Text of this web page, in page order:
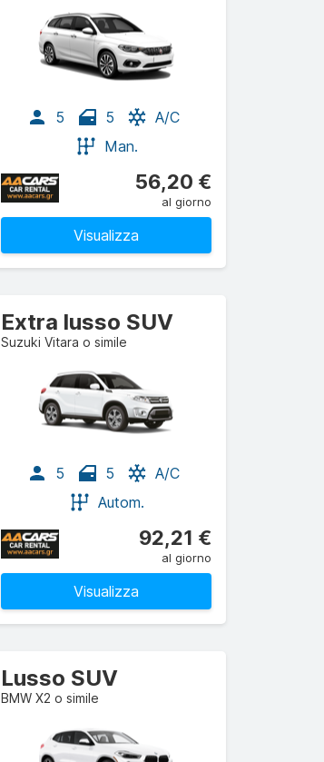
5 5
A/C
Man.
56,20 €
al giorno
Visualizza
Extra lusso SUV
Suzuki Vitara o simile
5 5
A/C
Autom.
92,21 €
al giorno
Visualizza
Lusso SUV
BMW X2 o simile